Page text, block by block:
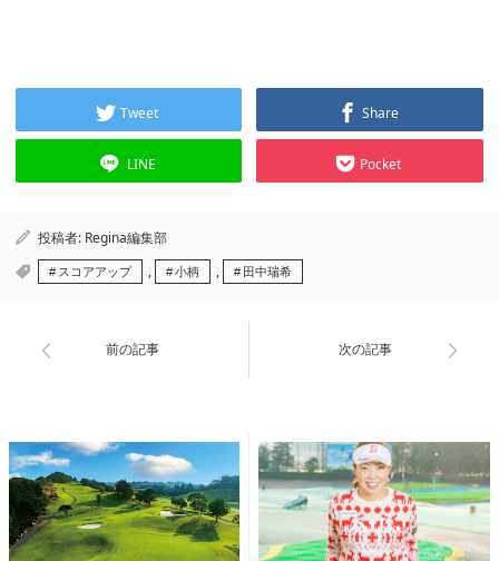
Tweet Share
LINE Pocket
投稿者: Regina編集部
スコアアップ , 小柄 , 田中瑞希
前の記事 次の記事